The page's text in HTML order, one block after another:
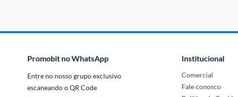
Promobit no WhatsApp
Entre no nosso grupo exclusivo
escaneando o QR Code
Institucional
Comercial
Fale conosco